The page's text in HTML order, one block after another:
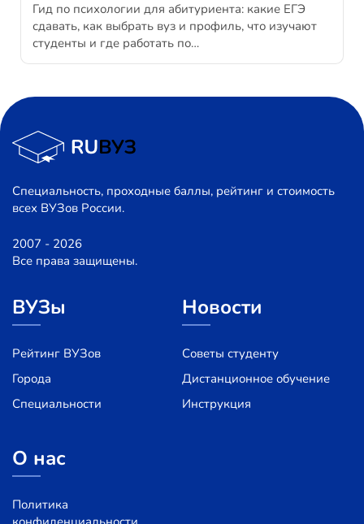
Гид по психологии для абитуриента: какие ЕГЭ
сдавать, как выбрать вуз и профиль, что изучают
студенты и где работать по…
Специальность, проходные баллы, рейтинг и стоимость
всех ВУЗов России.
2007 - 2026
Все права защищены.
ВУЗы
Рейтинг ВУЗов
Города
Специальности
Новости
Советы студенту
Дистанционное обучение
Инструкция
О нас
Политика